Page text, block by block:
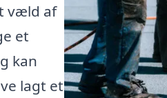
væld af
et
kan
lagt et